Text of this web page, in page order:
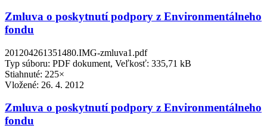
Zmluva o poskytnutí podpory z Environmentálneho
fondu
201204261351480.IMG-zmluva1.pdf
Typ súboru: PDF dokument, Veľkosť: 335,71 kB
Stiahnuté: 225×
Vložené: 26. 4. 2012
Zmluva o poskytnutí podpory z Environmentálneho
fondu